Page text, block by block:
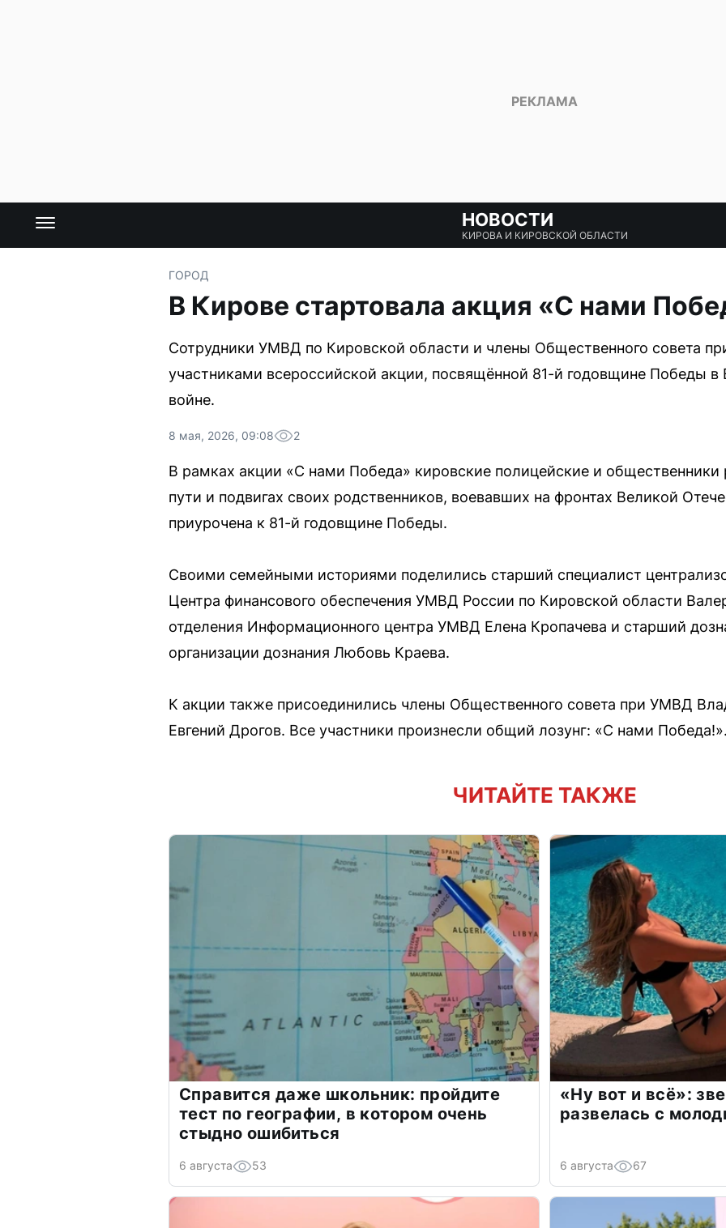
НОВОСТИ
КИРОВА И КИРОВСКОЙ ОБЛАСТИ
ГОРОД
В Кирове стартовала акция «С нами
Сотрудники УМВД по Кировской области и члены Общественного совета
участниками всероссийской акции, посвящённой 81-й годовщине Победы в
войне.
8 мая, 2026, 09:08 2
В рамках акции «С нами Победа» кировские полицейские и
пути и подвигах своих родственников, воевавших на фронтах Великой
приурочена к 81-й годовщине Победы.
Своими семейными историями поделились старший специалист
Центра финансового обеспечения УМВД России по Кировской области
отделения Информационного центра УМВД Елена Кропачева и старший
организации дознания Любовь Краева.
К акции также присоединились члены Общественного совета при УМВД
Евгений Дрогов. Все участники произнесли общий лозунг: «С нами
ЧИТАЙТЕ ТАКЖЕ
Справится даже школьник: пройдите
тест по географии, в котором очень
стыдно ошибиться
6 августа 53
«Ну вот и всё»:
развелась с
6 августа 67